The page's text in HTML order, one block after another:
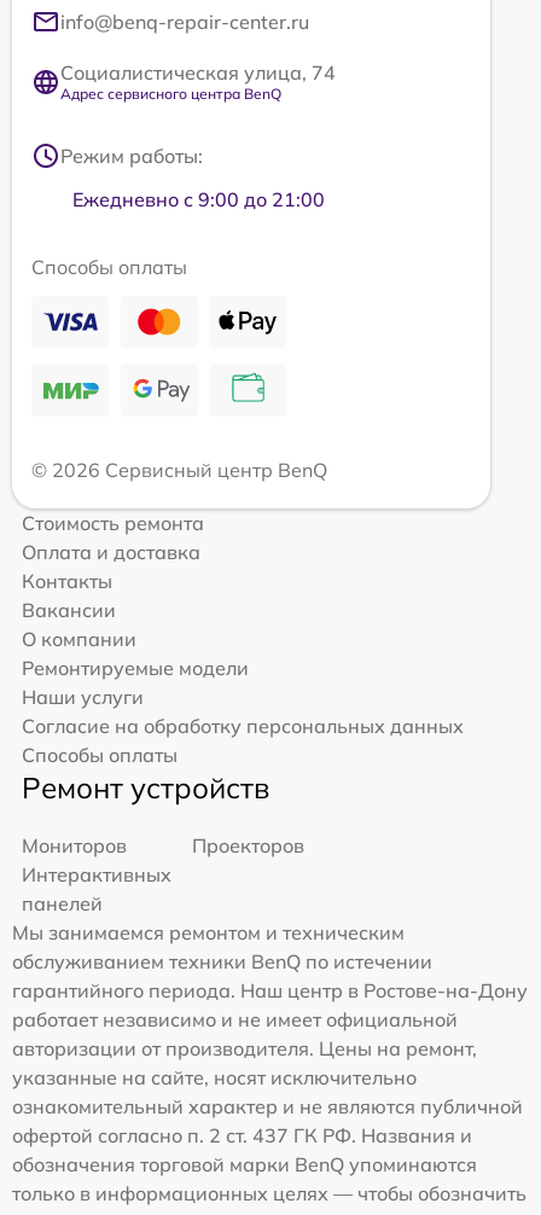
info@benq-repair-center.ru
Социалистическая улица, 74
Адрес сервисного центра BenQ
Режим работы:
Ежедневно с 9:00 до 21:00
Способы оплаты
© 2026 Сервисный центр BenQ
Стоимость ремонта
Оплата и доставка
Контакты
Вакансии
О компании
Ремонтируемые модели
Наши услуги
Согласие на обработку персональных данных
Способы оплаты
Ремонт устройств
Мониторов
Проекторов
Интерактивных
панелей
Мы занимаемся ремонтом и техническим
обслуживанием техники BenQ по истечении
гарантийного периода. Наш центр в Ростове-на-Дону
работает независимо и не имеет официальной
авторизации от производителя. Цены на ремонт,
указанные на сайте, носят исключительно
ознакомительный характер и не являются публичной
офертой согласно п. 2 ст. 437 ГК РФ. Названия и
обозначения торговой марки BenQ упоминаются
только в информационных целях — чтобы обозначить